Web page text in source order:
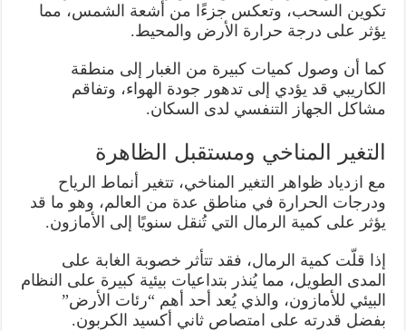
تكوين السحب، وتعكس جزءًا من أشعة الشمس، مما
يؤثر على درجة حرارة الأرض والمحيط.
كما أن وصول كميات كبيرة من الغبار إلى منطقة
الكاريبي قد يؤدي إلى تدهور جودة الهواء، وتفاقم
مشاكل الجهاز التنفسي لدى السكان.
التغير المناخي ومستقبل الظاهرة
مع ازدياد ظواهر التغير المناخي، تتغير أنماط الرياح
ودرجات الحرارة في مناطق عدة من العالم، وهو ما قد
يؤثر على كمية الرمال التي تُنقل سنويًا إلى الأمازون.
إذا قلّت كمية الرمال، فقد تتأثر خصوبة الغابة على
المدى الطويل، مما يُنذر بتداعيات بيئية كبيرة على النظام
البيئي للأمازون، والذي يُعد أحد أهم “رئات الأرض”
بفضل قدرته على امتصاص ثاني أكسيد الكربون.